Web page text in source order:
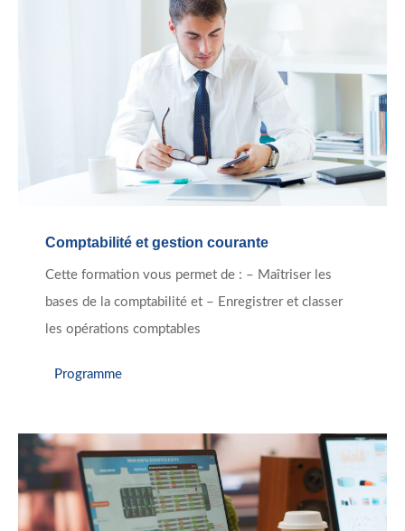
Comptabilité et gestion courante
Cette formation vous permet de : – Maîtriser les
bases de la comptabilité et – Enregistrer et classer
les opérations comptables
Programme